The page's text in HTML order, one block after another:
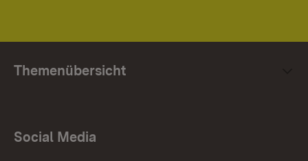
Themenübersicht
Social Media